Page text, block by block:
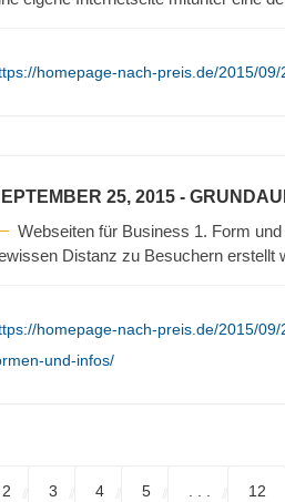
homepage-nach-preis.de/2015/
25, 2015 -
Webseiten für Business 1. Form
Distanz zu Besuchern erstellt
homepage-nach-preis.de/2015/
und-infos/
2 3 4 5 12